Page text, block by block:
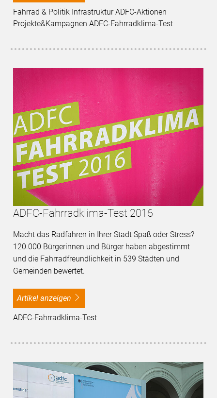
Fahrrad & Politik Infrastruktur ADFC-Aktionen
Projekte&Kampagnen ADFC-Fahrradklima-Test
ADFC-Fahrradklima-Test 2016
Macht das Radfahren in Ihrer Stadt Spaß oder Stress?
120.000 Bürgerinnen und Bürger haben abgestimmt
und die Fahrradfreundlichkeit in 539 Städten und
Gemeinden bewertet.
Artikel anzeigen
ADFC-Fahrradklima-Test